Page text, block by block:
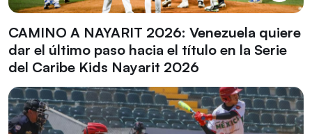
CAMINO A NAYARIT 2026: Venezuela quiere
dar el último paso hacia el título en la Serie
del Caribe Kids Nayarit 2026